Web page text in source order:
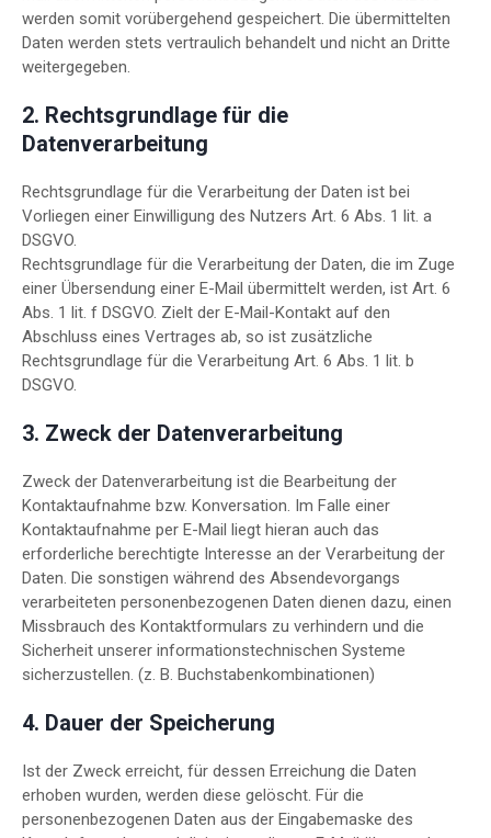
werden somit vorübergehend gespeichert. Die übermittelten
Daten werden stets vertraulich behandelt und nicht an Dritte
weitergegeben.
2. Rechtsgrundlage für die
Datenverarbeitung
Rechtsgrundlage für die Verarbeitung der Daten ist bei
Vorliegen einer Einwilligung des Nutzers Art. 6 Abs. 1 lit. a
DSGVO.
Rechtsgrundlage für die Verarbeitung der Daten, die im Zuge
einer Übersendung einer E-Mail übermittelt werden, ist Art. 6
Abs. 1 lit. f DSGVO. Zielt der E-Mail-Kontakt auf den
Abschluss eines Vertrages ab, so ist zusätzliche
Rechtsgrundlage für die Verarbeitung Art. 6 Abs. 1 lit. b
DSGVO.
3. Zweck der Datenverarbeitung
Zweck der Datenverarbeitung ist die Bearbeitung der
Kontaktaufnahme bzw. Konversation. Im Falle einer
Kontaktaufnahme per E-Mail liegt hieran auch das
erforderliche berechtigte Interesse an der Verarbeitung der
Daten. Die sonstigen während des Absendevorgangs
verarbeiteten personenbezogenen Daten dienen dazu, einen
Missbrauch des Kontaktformulars zu verhindern und die
Sicherheit unserer informationstechnischen Systeme
sicherzustellen. (z. B. Buchstabenkombinationen)
4. Dauer der Speicherung
Ist der Zweck erreicht, für dessen Erreichung die Daten
erhoben wurden, werden diese gelöscht. Für die
personenbezogenen Daten aus der Eingabemaske des